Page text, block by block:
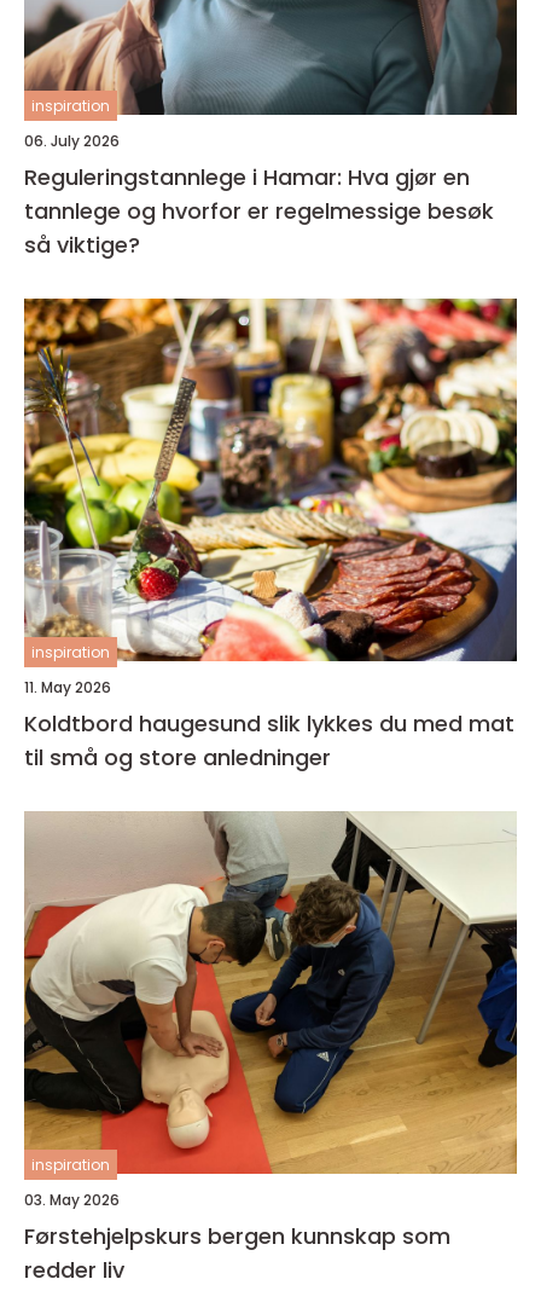
inspiration
06. July 2026
Reguleringstannlege i Hamar: Hva gjør en
tannlege og hvorfor er regelmessige besøk
så viktige?
inspiration
11. May 2026
Koldtbord haugesund slik lykkes du med mat
til små og store anledninger
inspiration
03. May 2026
Førstehjelpskurs bergen kunnskap som
redder liv